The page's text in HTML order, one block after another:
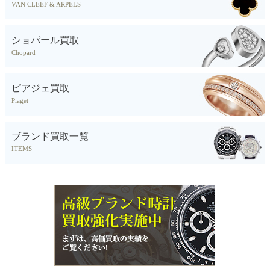
VAN CLEEF & ARPELS
ショパール買取
Chopard
ピアジェ買取
Piaget
ブランド買取一覧
ITEMS